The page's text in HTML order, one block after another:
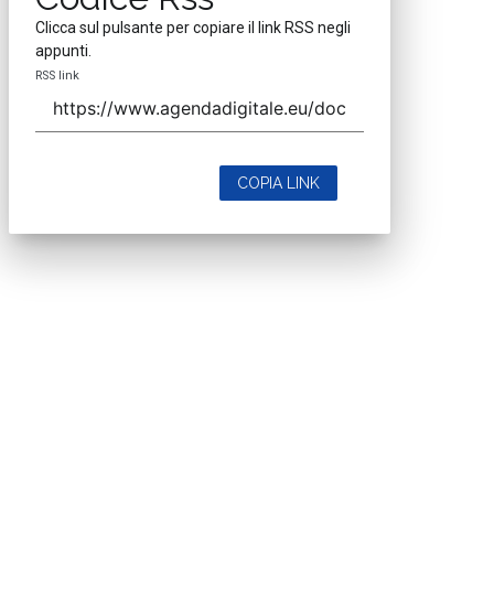
Clicca sul pulsante per copiare il link RSS negli
appunti.
RSS link
COPIA LINK